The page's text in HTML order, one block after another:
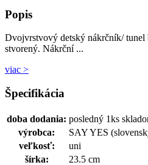
Popis
Dvojvrstvový detský nákrčník/ tunel
stvorený. Nákrční ...
viac >
Špecifikácia
doba dodania: posledný 1ks
výrobca:
SAY YES
veľkosť:
uni
šírka:
23.5 cm